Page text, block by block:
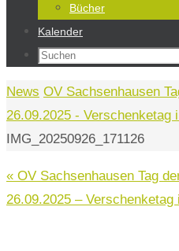
Bücher
Kalender
Suchen
Start
News OV Sachsenhausen
26.09.2025 - Verschenketag
IMG_20250926_171126
« OV Sachsenhausen Tag
26.09.2025 – Verschenketag